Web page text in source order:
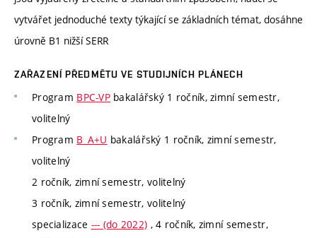
vytvářet jednoduché texty týkající se základních témat, dosáhne
úrovně B1 nižší SERR
ZAŘAZENÍ PŘEDMĚTU VE STUDIJNÍCH PLÁNECH
Program BPC-VPbakalářský 1 ročník, zimní semestr,
volitelný
Program B_A+U bakalářský 1 ročník, zimní semestr,
volitelný
2 ročník, zimní semestr, volitelný
3 ročník, zimní semestr, volitelný
specializace --- (do 2022) , 4 ročník, zimní semestr,